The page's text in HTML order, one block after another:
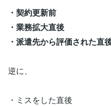
・契約更新前
・業務拡大直後
・派遣先から評価された直
逆に、
・ミスをした直後